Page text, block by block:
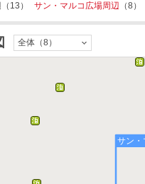
（13） サン・マルコ広場周辺 （8）
全体（8）
サン・